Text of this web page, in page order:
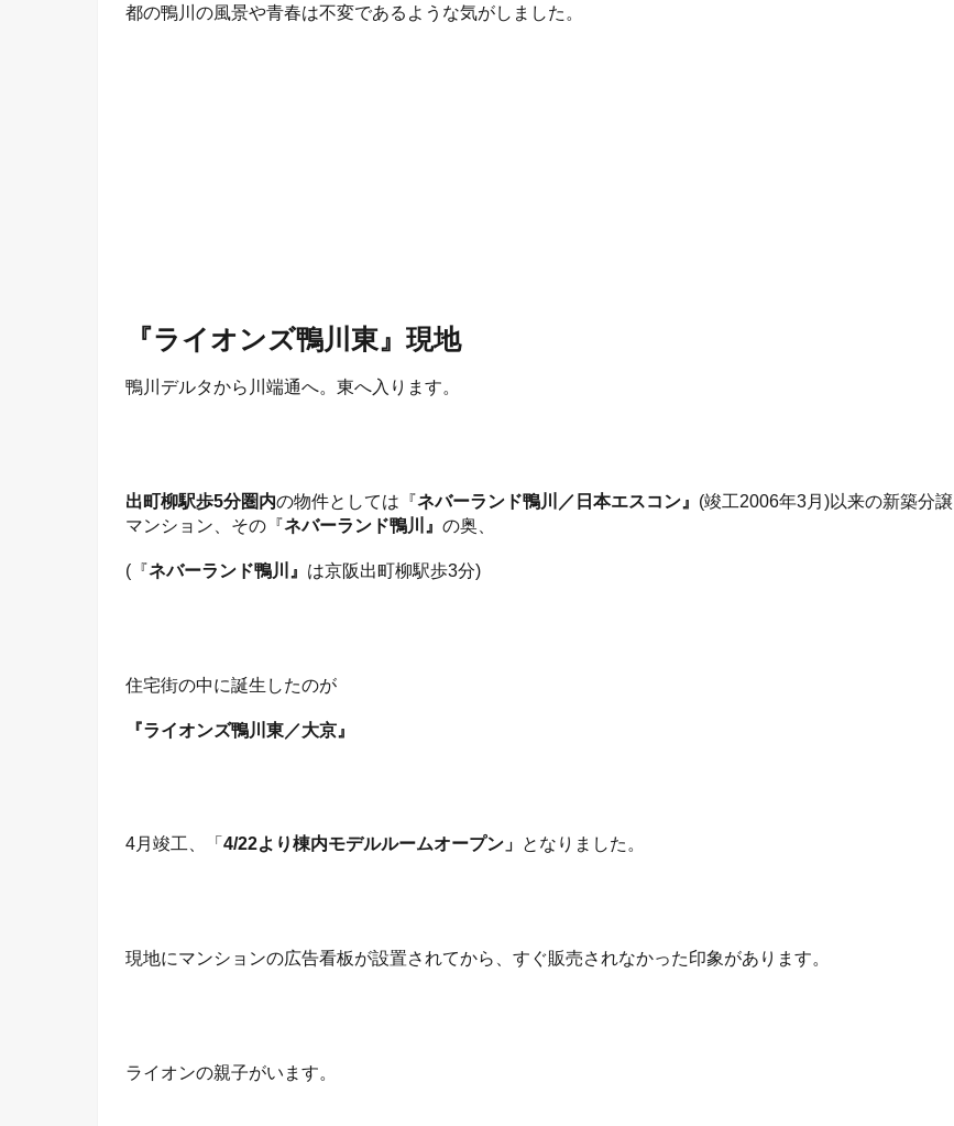
都の鴨川の風景や青春は不変であるような気がしました。
『ライオンズ鴨川東』現地
鴨川デルタから川端通へ。東へ入ります。
出町柳駅歩5分圏内の物件としては『ネバーランド鴨川／日本エスコン』 (竣工2006年3月)以来の新築分譲
マンション、その『ネバーランド鴨川』 の奥、
(『ネバーランド鴨川』 は京阪出町柳駅歩3分)
住宅街の中に誕生したのが
『ライオンズ鴨川東／大京』
4月竣工、「 4/22より棟内モデルルームオープン」 となりました。
現地にマンションの広告看板が設置されてから、すぐ販売されなかった印象があります。
ライオンの親子がいます。